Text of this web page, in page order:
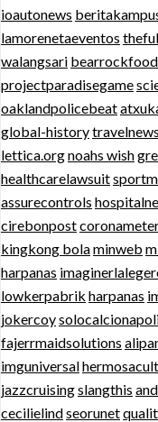
ioautonews
lamorenetaeventos
walangsari
projectparadisegame
oaklandpolicebeat
global-history
lettica.orgnoahs wish
healthcarelawsuit
assurecontrols
cirebonpost
kingkong bolaminweb
harpanas
lowkerpabrik harpanas
jokercoy
fajerrmaidsolutions
imguniversal
jazzcruisingslangthis
cecilielindseorunet